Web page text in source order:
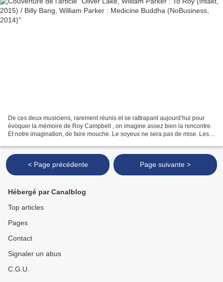
De ces deux musiciens, rarement réunis et se rattrapant aujourd’hui pour
évoquer la mémoire de Roy Campbell , on imagine assez bien la rencontre.
Et notre imagination, de faire mouche. Le soyeux ne sera pas de mise. Les
< Page précédente Page suivante >
Hébergé par Canalblog
Top articles
Pages
Contact
Signaler un abus
C.G.U.